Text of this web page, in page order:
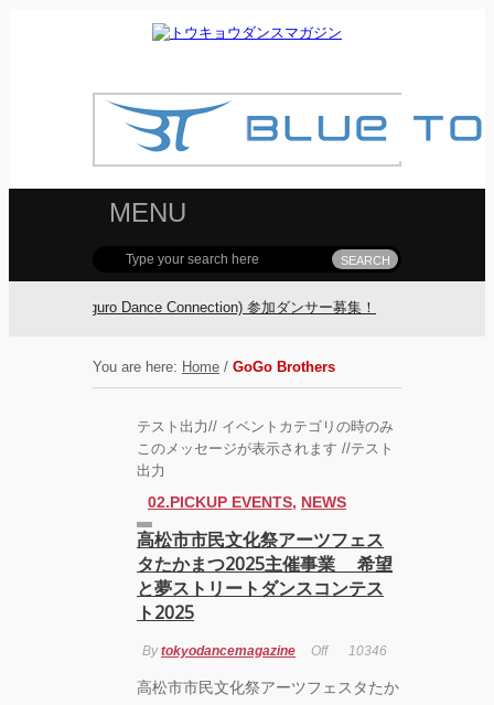
MENU
Dance Connection) 参加ダンサー募集！
You are here: Home / GoGo Brothers
テスト出力// イベントカテゴリの時のみ
このメッセージが表示されます //テスト
出力
02.PICKUP EVENTS, NEWS
高松市市民文化祭アーツフェス
タたかまつ2025主催事業 希望
と夢ストリートダンスコンテス
ト2025
Bytokyodancemagazine Off 10346
高松市市民文化祭アーツフェスタたか